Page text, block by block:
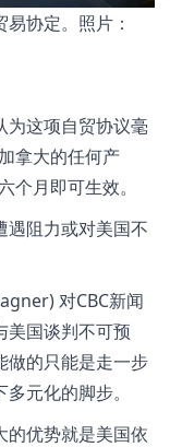
协定。照片：
为这项自贸协议毫
拿大的任何产
个月即可生效。
遇阻力或对美国不
对CBC新闻
美国谈判不可预
做的只能是走一步
元化的脚步。
的优势就是美国依